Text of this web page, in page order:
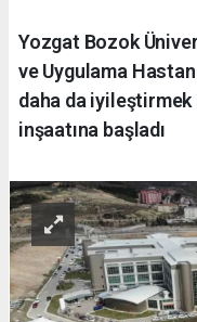
Yozgat Bozok
ve Uygulama
daha da iyileştirmek
inşaatına başladı